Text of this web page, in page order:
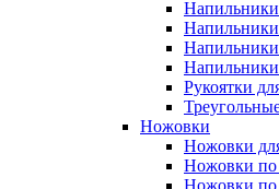
Рукоятки
Ножовки
Ножовки
Ножовки по
Ножовки по